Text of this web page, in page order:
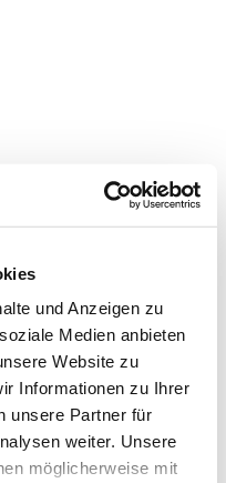
und Anzeigen zu
Medien anbieten
Website zu
Informationen zu Ihrer
unsere Partner für
weiter. Unsere
möglicherweise mit